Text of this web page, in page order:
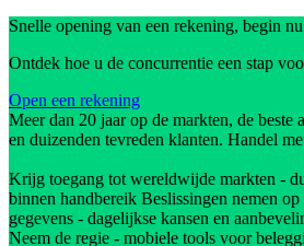
Snelle opening van een rekening, begin
Ontdek hoe u de concurrentie een stap
Open een rekening
Meer dan 20 jaar op de markten, de beste
en duizenden tevreden klanten. Handel
Krijg toegang tot wereldwijde markten -
binnen handbereik Beslissingen nemen op
gegevens - dagelijkse kansen en
Neem de regie - mobiele tools voor